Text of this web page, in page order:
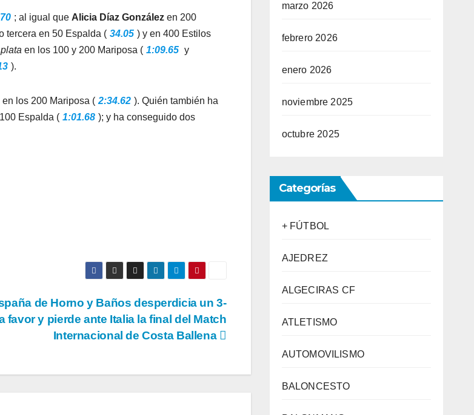
; al igual que Alicia Díaz González en 200
tercera en 50 Espalda ( 34.05 ) y en 400 Estilos
plata en los 100 y 200 Mariposa ( 1:09.65 y
).
los 200 Mariposa ( 2:34.62 ). Quién también ha
Espalda ( 1:01.68 ); y ha conseguido dos
de Horno y Baños desperdicia un 3-
favor y pierde ante Italia la final del Match
Internacional de Costa Ballena
marzo 2026
febrero 2026
enero 2026
noviembre 2025
octubre 2025
Categorías
+ FÚTBOL
AJEDREZ
ALGECIRAS CF
ATLETISMO
AUTOMOVILISMO
BALONCESTO